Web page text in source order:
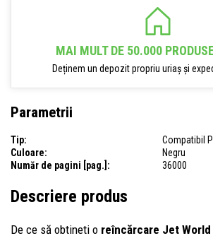
MAI MULT DE 50.000
Deținem un depozit propriu uriaș și
Parametrii
Tip:
Compatibil
Culoare:
Negru
Număr de pagini [pag.]:
36000
Descriere produs
De ce să obtineti o reîncărcare Jet